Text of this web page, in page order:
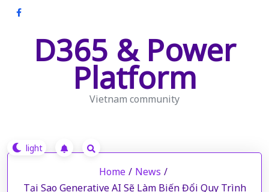
Skip
D365 & Power
Platform
Vietnam community
Home / News /
Tại Sao Generative AI Sẽ Làm Biến Đổi Quy Trình